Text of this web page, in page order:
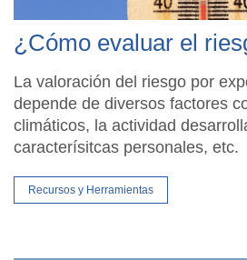
¿Cómo evaluar el
La valoración del riesgo por
depende de diversos factores
climáticos, la actividad
caracterísitcas personales, etc.
Recursos y Herramientas